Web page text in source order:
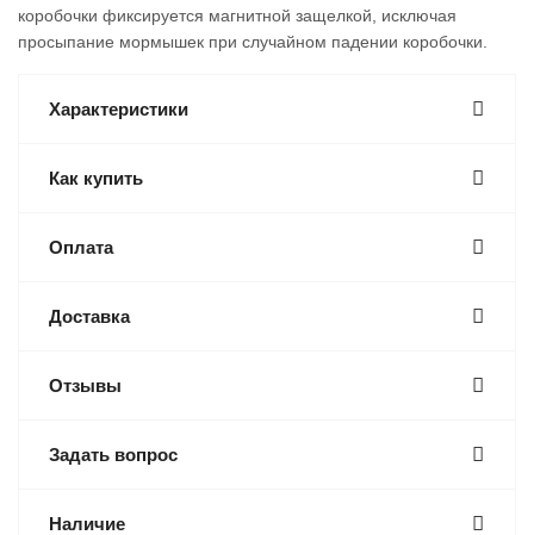
коробочки фиксируется магнитной защелкой, исключая
просыпание мормышек при случайном падении коробочки.
Характеристики
Как купить
Оплата
Доставка
Отзывы
Задать вопрос
Наличие